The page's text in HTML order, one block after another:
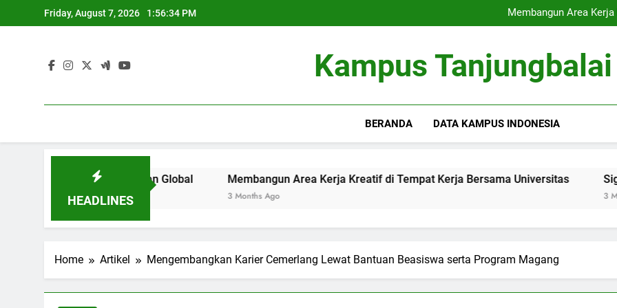
to
Friday, August 7, 2026 1:56:35 PM
Membangun Area
Signifikansi Cinta
Membangun Area
Signifikansi Cinta
Kampus Tanjungbalai
BERANDA DATA KAMPUS INDONESIA
HEADLINES
Tinggi di Zaman Global Membangun Area Kerja Kreatif di Tempat Kerja Bersama Universitas Signifikansi
Home Artikel Mengembangkan Karier Cemerlang Lewat Bantuan Beasiswa serta Program Magang